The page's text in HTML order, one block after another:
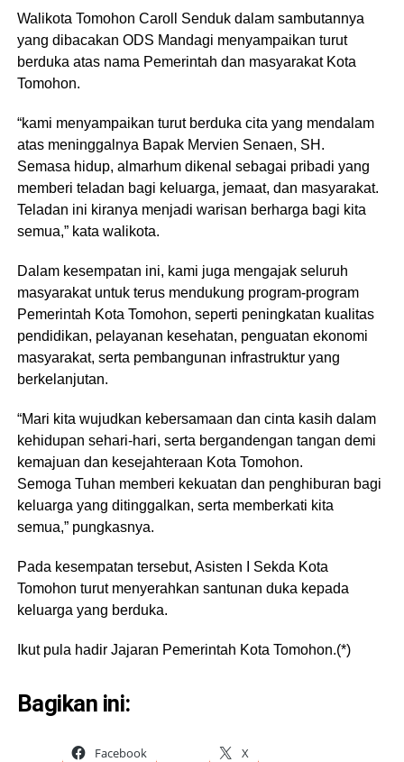
Walikota Tomohon Caroll Senduk dalam sambutannya
yang dibacakan ODS Mandagi menyampaikan turut
berduka atas nama Pemerintah dan masyarakat Kota
Tomohon.
“kami menyampaikan turut berduka cita yang mendalam
atas meninggalnya Bapak Mervien Senaen, SH.
Semasa hidup, almarhum dikenal sebagai pribadi yang
memberi teladan bagi keluarga, jemaat, dan masyarakat.
Teladan ini kiranya menjadi warisan berharga bagi kita
semua,” kata walikota.
Dalam kesempatan ini, kami juga mengajak seluruh
masyarakat untuk terus mendukung program-program
Pemerintah Kota Tomohon, seperti peningkatan kualitas
pendidikan, pelayanan kesehatan, penguatan ekonomi
masyarakat, serta pembangunan infrastruktur yang
berkelanjutan.
“Mari kita wujudkan kebersamaan dan cinta kasih dalam
kehidupan sehari-hari, serta bergandengan tangan demi
kemajuan dan kesejahteraan Kota Tomohon.
Semoga Tuhan memberi kekuatan dan penghiburan bagi
keluarga yang ditinggalkan, serta memberkati kita
semua,” pungkasnya.
Pada kesempatan tersebut, Asisten I Sekda Kota
Tomohon turut menyerahkan santunan duka kepada
keluarga yang berduka.
Ikut pula hadir Jajaran Pemerintah Kota Tomohon.(*)
Bagikan ini:
Facebook X